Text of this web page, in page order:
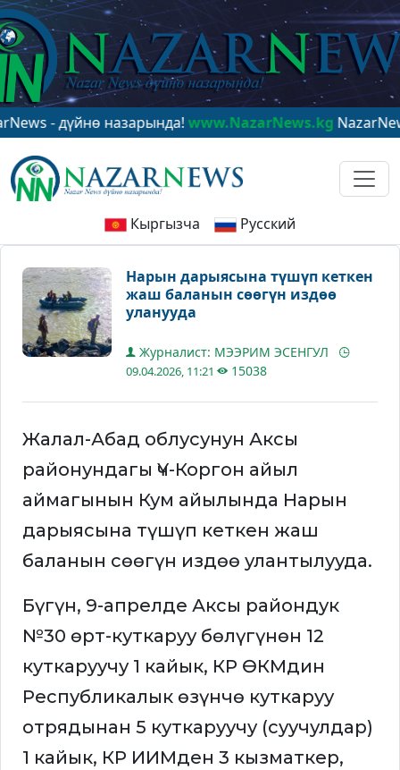
дүйнө назарында!www.NazarNews.kgNazarNews - в
Кыргызча Русский
Нарын дарыясына түшүп кеткен
жаш баланын сөөгүн издөө
уланууда
Журналист: МЭЭРИМ ЭСЕНГУЛ
09.04.2026, 11:21 15038
Жалал-Абад облусунун Аксы
районундагы Үч-Коргон айыл
аймагынын Кум айылында Нарын
дарыясына түшүп кеткен жаш
баланын сөөгүн издөө улантылууда.
Бүгүн, 9-апрелде Аксы райондук
№30 өрт-куткаруу бөлүгүнөн 12
куткаруучу 1 кайык, КР ӨКМдин
Республикалык өзүнчө куткаруу
отрядынан 5 куткаруучу (суучулдар)
1 кайык, КР ИИМден 3 кызматкер,